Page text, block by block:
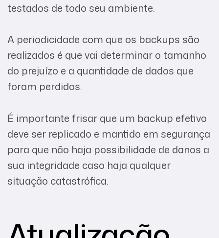
testados de todo seu ambiente.
A periodicidade com que os backups são
realizados é que vai determinar o tamanho
do prejuízo e a quantidade de dados que
foram perdidos.
É importante frisar que um backup efetivo
deve ser replicado e mantido em segurança
para que não haja possibilidade de danos a
sua integridade caso haja qualquer
situação catastrófica.